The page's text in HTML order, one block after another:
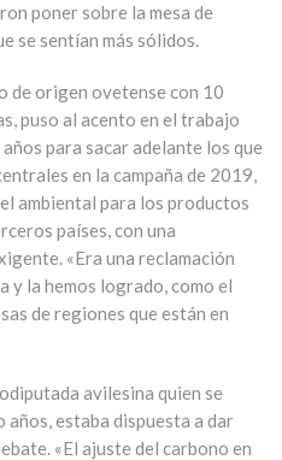
poner sobre la mesa de
se sentían más sólidos.
de origen ovetense con 10
puso al acento en el trabajo
para sacar adelante los que
en la campaña de 2019,
ambiental para los productos
países, con una
«Era una reclamación
y la hemos logrado, como el
de regiones que están en
avilesina quien se
años, estaba dispuesta a dar
«El ajuste del carbono en